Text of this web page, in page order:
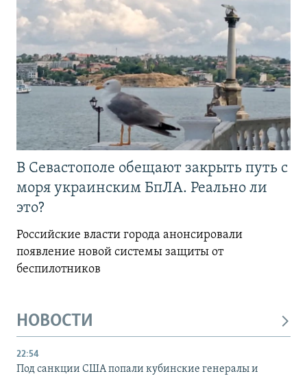
В Севастополе обещают закрыть путь с
моря украинским БпЛА. Реально ли
это?
Российские власти города анонсировали
появление новой системы защиты от
беспилотников
НОВОСТИ
22:54
Под санкции США попали кубинские генералы и